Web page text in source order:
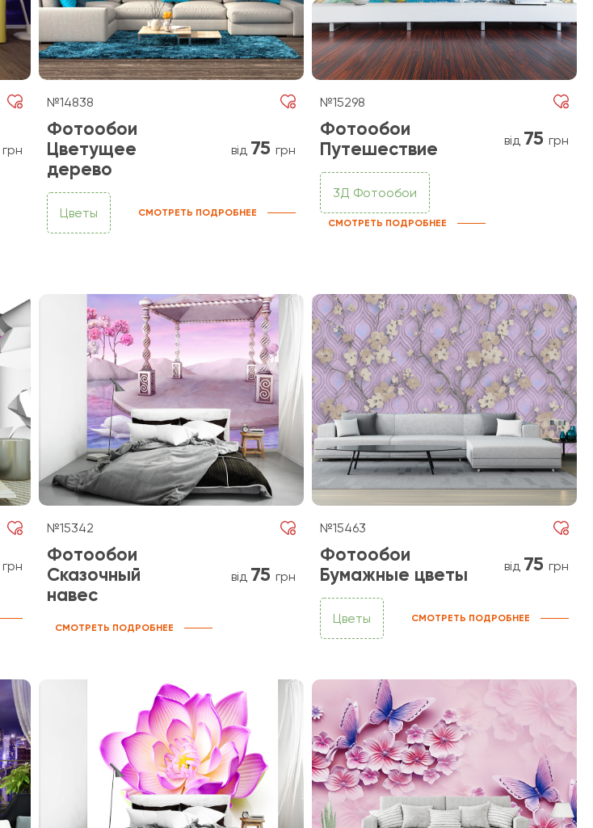
грн
№14838
Фотообои
Цветущее
дерево
від 75 грн
Цветы СМОТРЕТЬ ПОДРОБНЕЕ
№15298
Фотообои
Путешествие
від 75 грн
3Д Фотообои
СМОТРЕТЬ ПОДРОБНЕЕ
грн
№15342
Фотообои
Сказочный
навес
від 75 грн
СМОТРЕТЬ ПОДРОБНЕЕ
№15463
Фотообои
Бумажные цветы
від 75 грн
Цветы СМОТРЕТЬ ПОДРОБНЕЕ